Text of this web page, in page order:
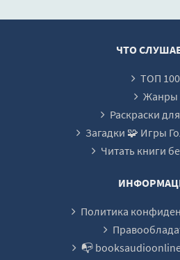
ЧТО
ТОП 100
Жанры
Раскраски
Загадки 🧩 Игры
Читать книги
Политика
📭